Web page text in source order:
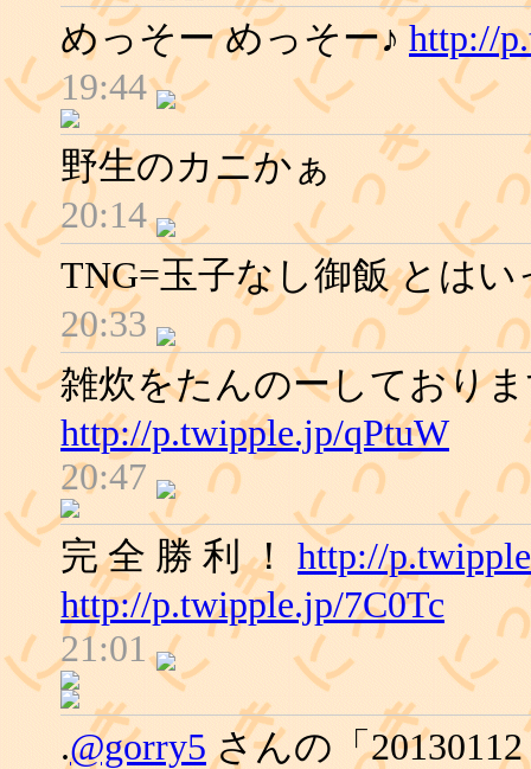
めっそー めっそー♪http://
19:44
野生のカニかぁ
20:14
TNG=玉子なし御飯 とは
20:33
雑炊をたんのーしており
http://p.twipple.jp/qPtuW
20:47
完 全 勝 利 ！ http://
http://p.twipple.jp/7C0Tc
21:01
.@gorry5 さんの「